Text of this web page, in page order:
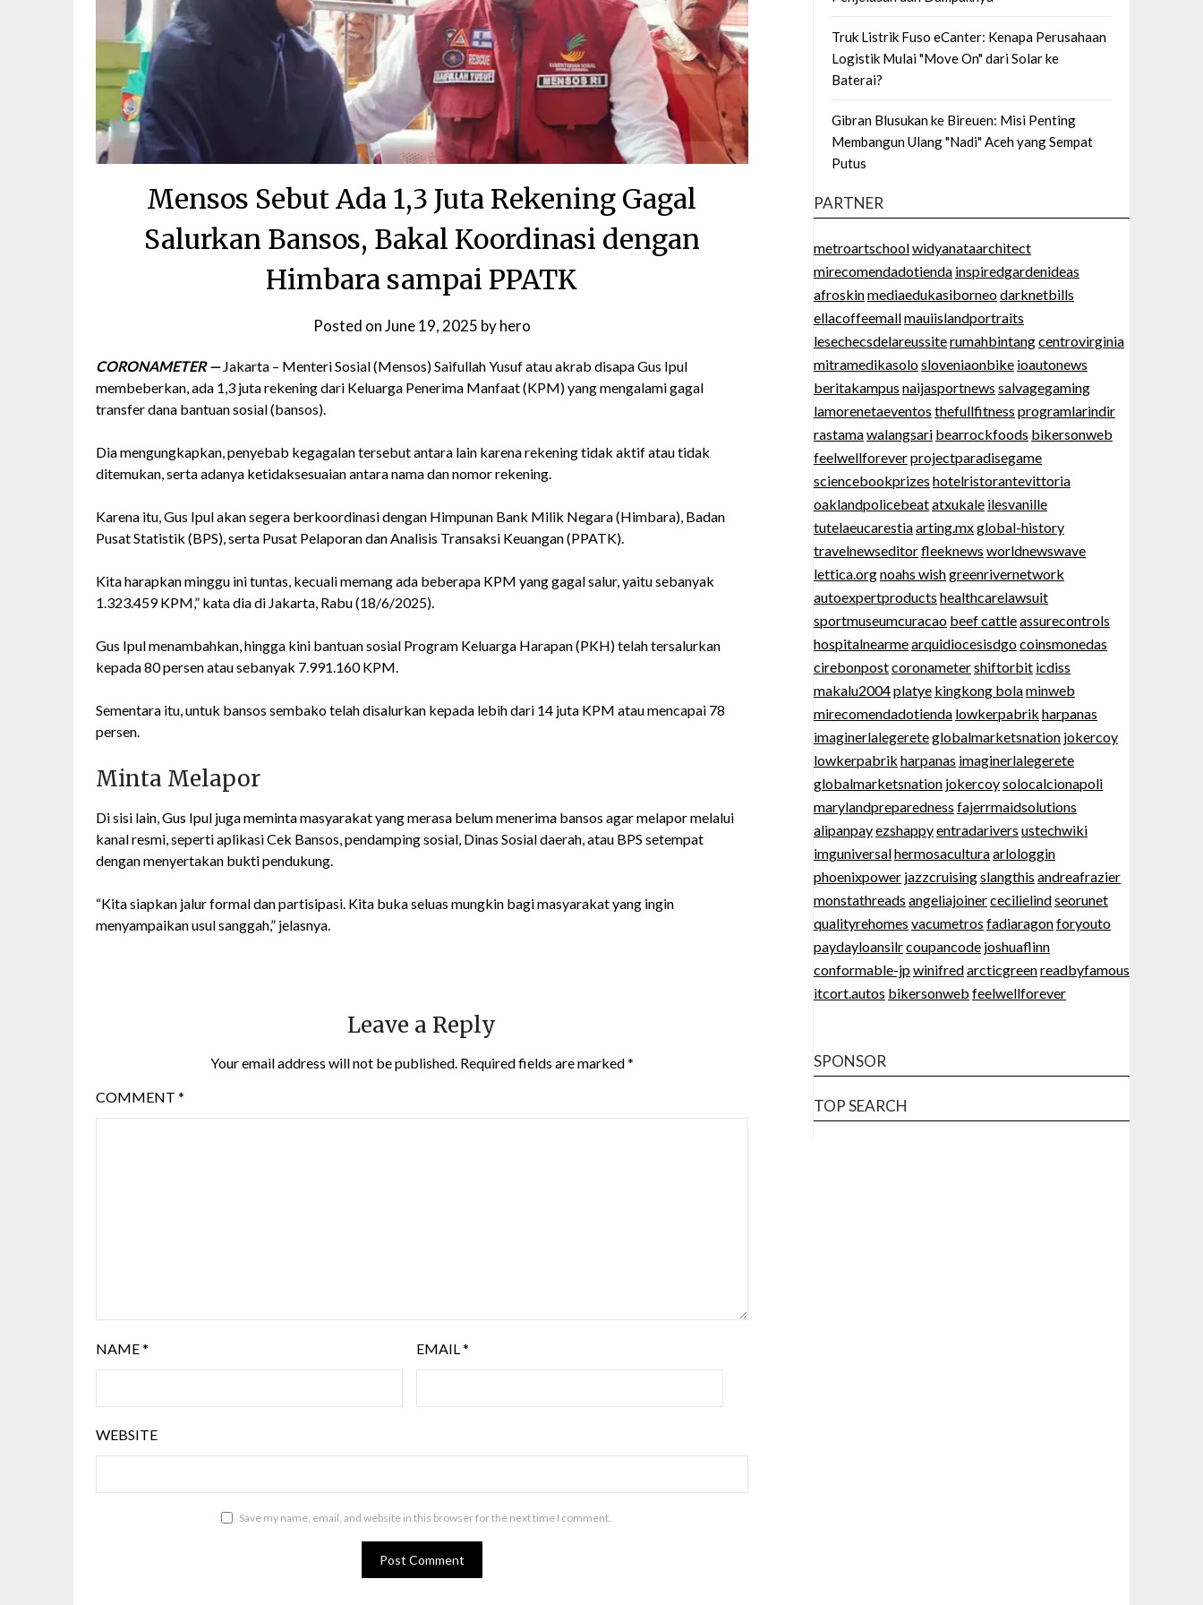
Mensos Sebut Ada 1,3 Juta Rekening Gagal
Salurkan Bansos, Bakal Koordinasi dengan
Himbara sampai PPATK
Posted onJune 19, 2025 byhero
CORONAMETER —Jakarta – Menteri Sosial (Mensos) Saifullah Yusuf atau akrab disapa Gus Ipul
membeberkan, ada 1,3 juta rekening dari Keluarga Penerima Manfaat (KPM) yang mengalami gagal
transfer dana bantuan sosial (bansos).
Dia mengungkapkan, penyebab kegagalan tersebut antara lain karena rekening tidak aktif atau tidak
ditemukan, serta adanya ketidaksesuaian antara nama dan nomor rekening.
Karena itu, Gus Ipul akan segera berkoordinasi dengan Himpunan Bank Milik Negara (Himbara), Badan
Pusat Statistik (BPS), serta Pusat Pelaporan dan Analisis Transaksi Keuangan (PPATK).
Kita harapkan minggu ini tuntas, kecuali memang ada beberapa KPM yang gagal salur, yaitu sebanyak
1.323.459 KPM,” kata dia di Jakarta, Rabu (18/6/2025).
Gus Ipul menambahkan, hingga kini bantuan sosial Program Keluarga Harapan (PKH) telah tersalurkan
kepada 80 persen atau sebanyak 7.991.160 KPM.
Sementara itu, untuk bansos sembako telah disalurkan kepada lebih dari 14 juta KPM atau mencapai 78
persen.
Minta Melapor
Di sisi lain, Gus Ipul juga meminta masyarakat yang merasa belum menerima bansos agar melapor melalui
kanal resmi, seperti aplikasi Cek Bansos, pendamping sosial, Dinas Sosial daerah, atau BPS setempat
dengan menyertakan bukti pendukung.
“Kita siapkan jalur formal dan partisipasi. Kita buka seluas mungkin bagi masyarakat yang ingin
menyampaikan usul sanggah,” jelasnya.
Leave a Reply
Your email address will not be published. Required fields are marked*
COMMENT *
NAME* EMAIL*
WEBSITE
Save my name, email, and website in this browser for the next time I comment.
Truk Listrik Fuso eCanter: Kenapa Perusahaan
Logistik Mulai "Move On" dari Solar ke
Baterai?
Gibran Blusukan ke Bireuen: Misi Penting
Membangun Ulang "Nadi" Aceh yang Sempat
Putus
PARTNER
metroartschoolwidyanataarchitect
mirecomendadotienda inspiredgardenideas
afroskinmediaedukasiborneodarknetbills
ellacoffeemallmauiislandportraits
lesechecsdelareussiterumahbintangcentrovirginia
mitramedikasolosloveniaonbike ioautonews
beritakampus naijasportnews salvagegaming
lamorenetaeventos thefullfitness programlarindir
rastamawalangsari bearrockfoods bikersonweb
feelwellforeverprojectparadisegame
sciencebookprizes hotelristorantevittoria
oaklandpolicebeatatxukale ilesvanille
tutelaeucarestiaarting.mxglobal-history
travelnewseditorfleeknews worldnewswave
lettica.orgnoahs wishgreenrivernetwork
autoexpertproducts healthcarelawsuit
sportmuseumcuracao beef cattleassurecontrols
hospitalnearmearquidiocesisdgocoinsmonedas
cirebonpostcoronametershiftorbit icdiss
makalu2004platye kingkong bolaminweb
mirecomendadotienda lowkerpabrik harpanas
imaginerlalegereteglobalmarketsnation jokercoy
lowkerpabrik harpanas imaginerlalegerete
globalmarketsnation jokercoysolocalcionapoli
marylandpreparedness fajerrmaidsolutions
alipanpayezshappyentradarivers ustechwiki
imguniversalhermosaculturaarlologgin
phoenixpower jazzcruisingslangthis andreafrazier
monstathreads angeliajoinercecilielindseorunet
qualityrehomes vacumetros fadiaragonforyouto
paydayloansilrcoupancode joshuaflinn
conformable-jpwinifredarcticgreenreadbyfamous
itcort.autos bikersonweb feelwellforever
SPONSOR
TOP SEARCH